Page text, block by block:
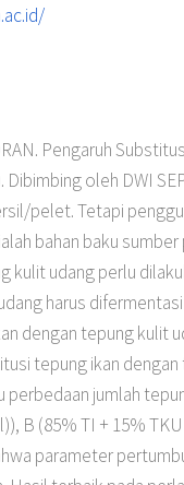
Pengaruh
oleh DWI
pelet. Tetapi
bahan baku
udang perlu
harus
dengan tepung kulit
tepung ikan
perbedaan jumlah
B (85% TI + 15%
parameter